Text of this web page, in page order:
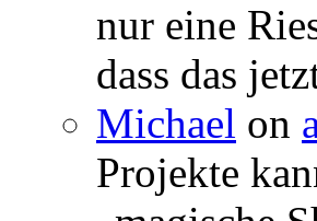
nur eine
dass das
Michael on
Projekte